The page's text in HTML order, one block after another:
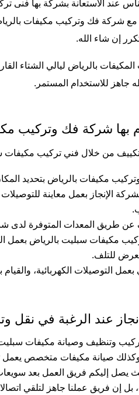
عند الاستعانة بشركة بها
شركة فك وتركيب مكيفات بالرياض
إن شاء الله.
بالرياض ليالي الشتاء
جاهز للاستخدام المستمر.
من خلال فني تركيب
مكيفات بالرياض بتحديد
الإنجاز بعمل معاينة
عن طريق المعدات المتوفرة لدى
مكيفات سبليت بالرياض بعمل
للتلف.
بعمل التوصيلات الكهربائية،
عند الرغبة في
وتنظيف وصيانة مكيفات
وكذلك صيانة مكيفات متخصص
يصل إليكم فريق العمل بعد
جاهز لتلقي اتصالاتكم على مدار 24 ساعة يومياً دون